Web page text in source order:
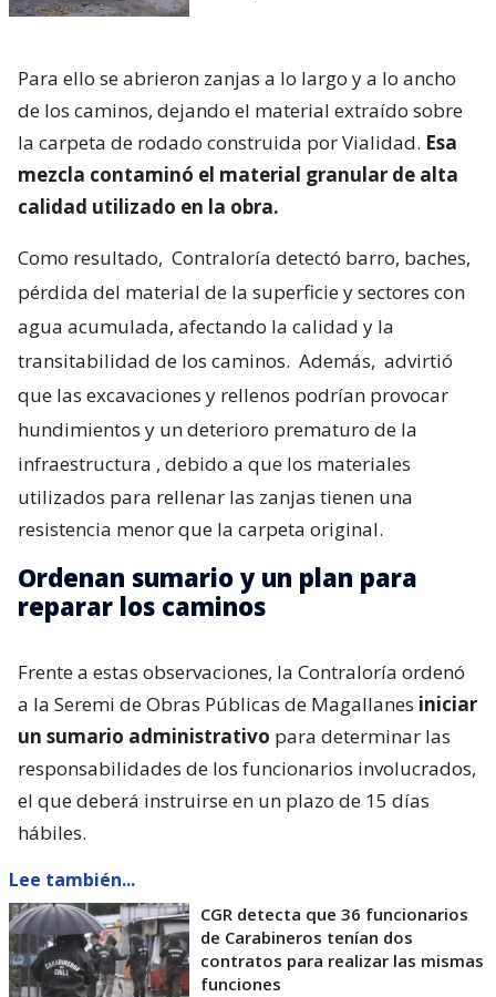
Para ello se abrieron zanjas a lo largo y a lo ancho
de los caminos, dejando el material extraído sobre
la carpeta de rodado construida por Vialidad. Esa
mezcla contaminó el material granular de alta
calidad utilizado en la obra.
Como resultado, Contraloría detectó barro, baches,
pérdida del material de la superficie y sectores con
agua acumulada, afectando la calidad y la
transitabilidad de los caminos. Además, advirtió
que las excavaciones y rellenos podrían provocar
hundimientos y un deterioro prematuro de la
infraestructura , debido a que los materiales
utilizados para rellenar las zanjas tienen una
resistencia menor que la carpeta original.
Ordenan sumario y un plan para
reparar los caminos
Frente a estas observaciones, la Contraloría ordenó
a la Seremi de Obras Públicas de Magallanes iniciar
un sumario administrativo para determinar las
responsabilidades de los funcionarios involucrados,
el que deberá instruirse en un plazo de 15 días
hábiles.
Lee también...
CGR detecta que 36 funcionarios
de Carabineros tenían dos
contratos para realizar las mismas
funciones